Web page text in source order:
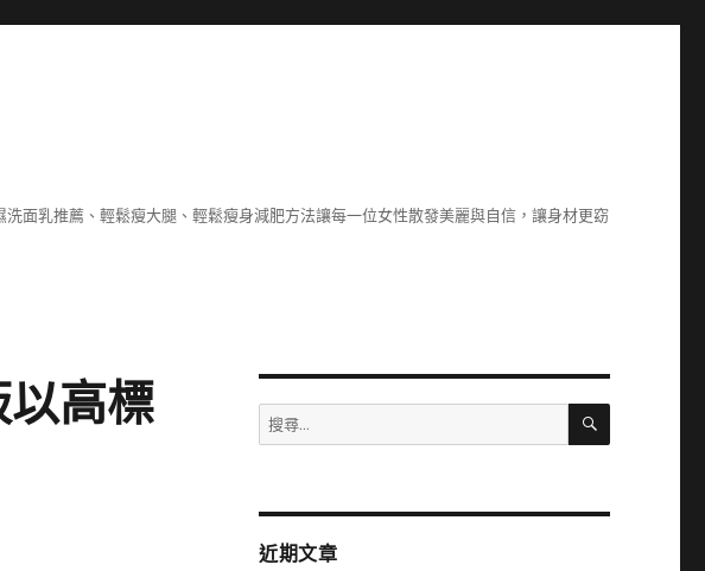
面乳推薦、輕鬆瘦大腿、輕鬆瘦身減肥方法讓每一位女性散發美麗與自信，讓身材更窈
高標
搜
尋
字:
搜
近期文章